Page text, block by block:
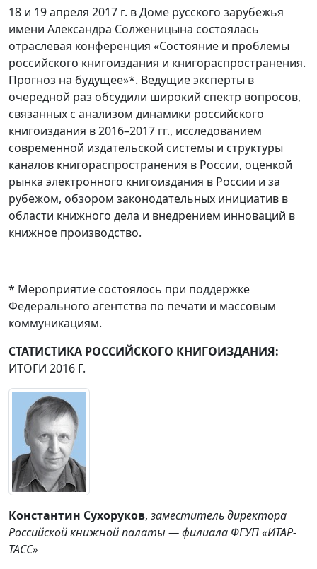
18 и 19 апреля 2017 г. в Доме русского зарубежья
имени Александра Солженицына состоялась
отраслевая конференция «Состояние и проблемы
российского книгоиздания и книгораспространения.
Прогноз на будущее»*. Ведущие эксперты в
очередной раз обсудили широкий спектр вопросов,
связанных с анализом динамики российского
книгоиздания в 2016–2017 гг., исследованием
современной издательской системы и структуры
каналов книгораспространения в России, оценкой
рынка электронного книгоиздания в России и за
рубежом, обзором законодательных инициатив в
области книжного дела и внедрением инноваций в
книжное производство.
* Мероприятие состоялось при поддержке
Федерального агентства по печати и массовым
коммуникациям.
СТАТИСТИКА РОССИЙСКОГО КНИГОИЗДАНИЯ:
ИТОГИ 2016 Г.
Константин Сухоруков, заместитель директора
Российской книжной палаты — филиала ФГУП «ИТАР-
ТАСС»